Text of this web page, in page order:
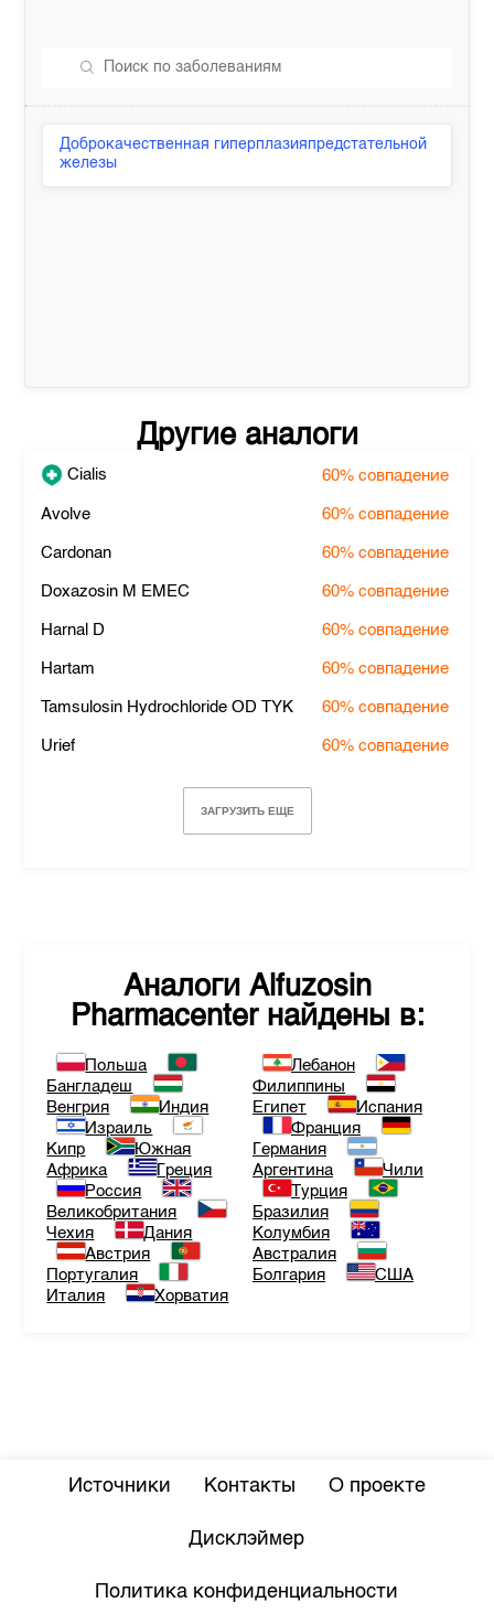
Доброкачественная гиперплазияпредстательной
железы
Другие аналоги
Cialis 60% совпадение
Avolve 60% совпадение
Cardonan 60% совпадение
Doxazosin M EMEC 60% совпадение
Harnal D 60% совпадение
Hartam 60% совпадение
Tamsulosin Hydrochloride OD TYK 60% совпадение
Urief 60% совпадение
ЗАГРУЗИТЬ ЕЩЕ
Аналоги Alfuzosin
Pharmacenterнайдены в:
Польша
Бангладеш
Венгрия
Индия
Израиль
Кипр
Южная
Африка
Греция
Россия
Великобритания
Чехия
Дания
Австрия
Португалия
Италия
Хорватия
Лебанон
Филиппины
Египет
Испания
Франция
Германия
Аргентина
Чили
Турция
Бразилия
Колумбия
Австралия
Болгария
США
Источники Контакты О проекте
Дисклэймер
Политика конфиденциальности